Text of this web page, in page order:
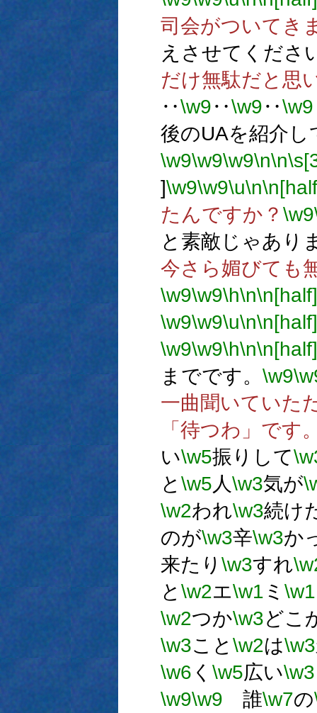
司会がついてき
えさせてくださ
だけ無駄だと思
‥\w9‥\w9‥\w9
後のUAを紹介
\w9\w9\w9\n\n
]\w9\w9\u\n
たんですか？ \w9
と素敵じゃあり
今さら媚びても
\w9\w9\h\n\n[half]
\w9\w9\u\n\n[half]
\w9\w9\h\n\n[half]
までです。 \w9
一曲聞いていた
「待つわ」です
い\w5振りして
と \w5人\w3気が
\w2われ\w3続け
のが\w3辛\w3か
来たり \w3すれ
と \w2エ\w1 ミ \w1
\w2つか\w3どこ
\w3こと \w2は\w3
\w6 く \w5広い\w3
\w9\w9 誰\w7の